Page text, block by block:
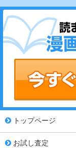
トップページ
お試し査定